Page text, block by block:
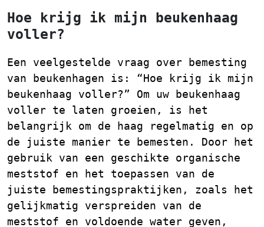
Hoe krijg ik mijn beukenhaag
voller?
Een veelgestelde vraag over bemesting
van beukenhagen is: “Hoe krijg ik mijn
beukenhaag voller?” Om uw beukenhaag
voller te laten groeien, is het
belangrijk om de haag regelmatig en op
de juiste manier te bemesten. Door het
gebruik van een geschikte organische
meststof en het toepassen van de
juiste bemestingspraktijken, zoals het
gelijkmatig verspreiden van de
meststof en voldoende water geven,